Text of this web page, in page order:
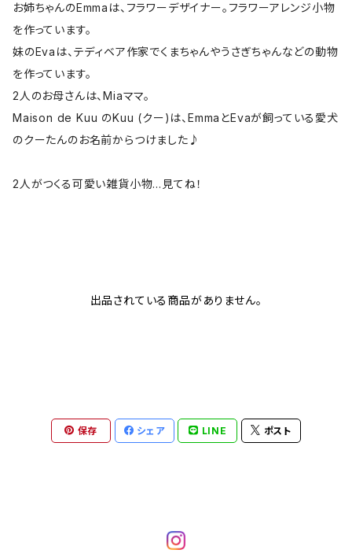
お姉ちゃんのEmmaは、フラワーデザイナー。フラワーアレンジ小物
を作っています。
妹のEvaは、テディベア作家でくまちゃんやうさぎちゃんなどの動物
を作っています。
2人のお母さんは、Miaママ。
Maison de Kuu のKuu (クー)は、EmmaとEvaが飼っている愛犬
のクーたんのお名前からつけました♪
2人がつくる可愛い雑貨小物…見てね！
出品されている商品がありません。
保存 シェア LINE ポスト